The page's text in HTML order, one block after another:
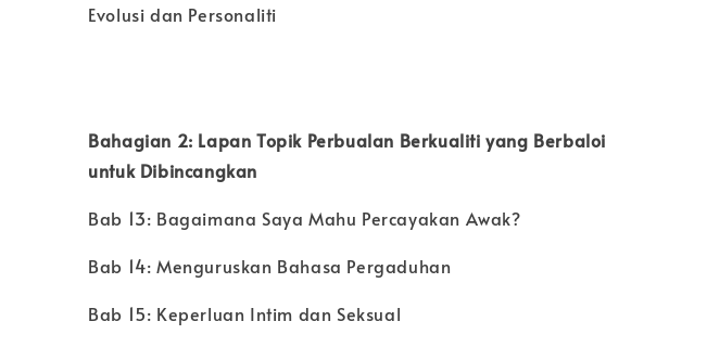
Evolusi dan Personaliti
Bahagian 2: Lapan Topik Perbualan Berkualiti yang Berbaloi
untuk Dibincangkan
Bab 13: Bagaimana Saya Mahu Percayakan Awak?
Bab 14: Menguruskan Bahasa Pergaduhan
Bab 15: Keperluan Intim dan Seksual